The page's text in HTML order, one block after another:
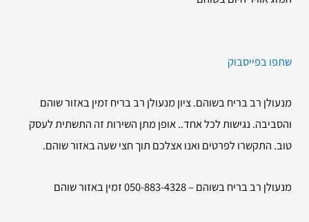
שתפו בפייסבוק
מנעולן רב בריח בשוהם. ציון מנעולן רב בריח זמין באזור שוהם
והסביבה. נגישות לכל אחד.. אופן מתן השירות זה התשתית לעסק
טוב. התקשרו לפרטים ואנו אצלכם תוך חצי שעה באזור שוהם.
מנעולן רב בריח בשוהם – 050-883-4328 זמין באזור שוהם